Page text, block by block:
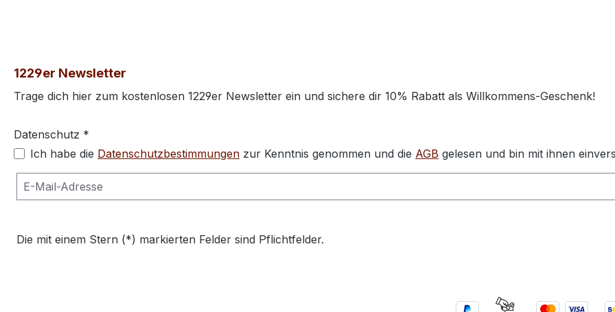
1229er Newsletter
Trage dich hier zum kostenlosen 1229er Newsletter ein und sichere dir 10% Rabatt als Willkommens-Geschenk!
Datenschutz *
Ich habe die Datenschutzbestimmungen zur Kenntnis genommen und die AGB gelesen und bin mit ihnen
Die mit einem Stern (*) markierten Felder sind Pflichtfelder.